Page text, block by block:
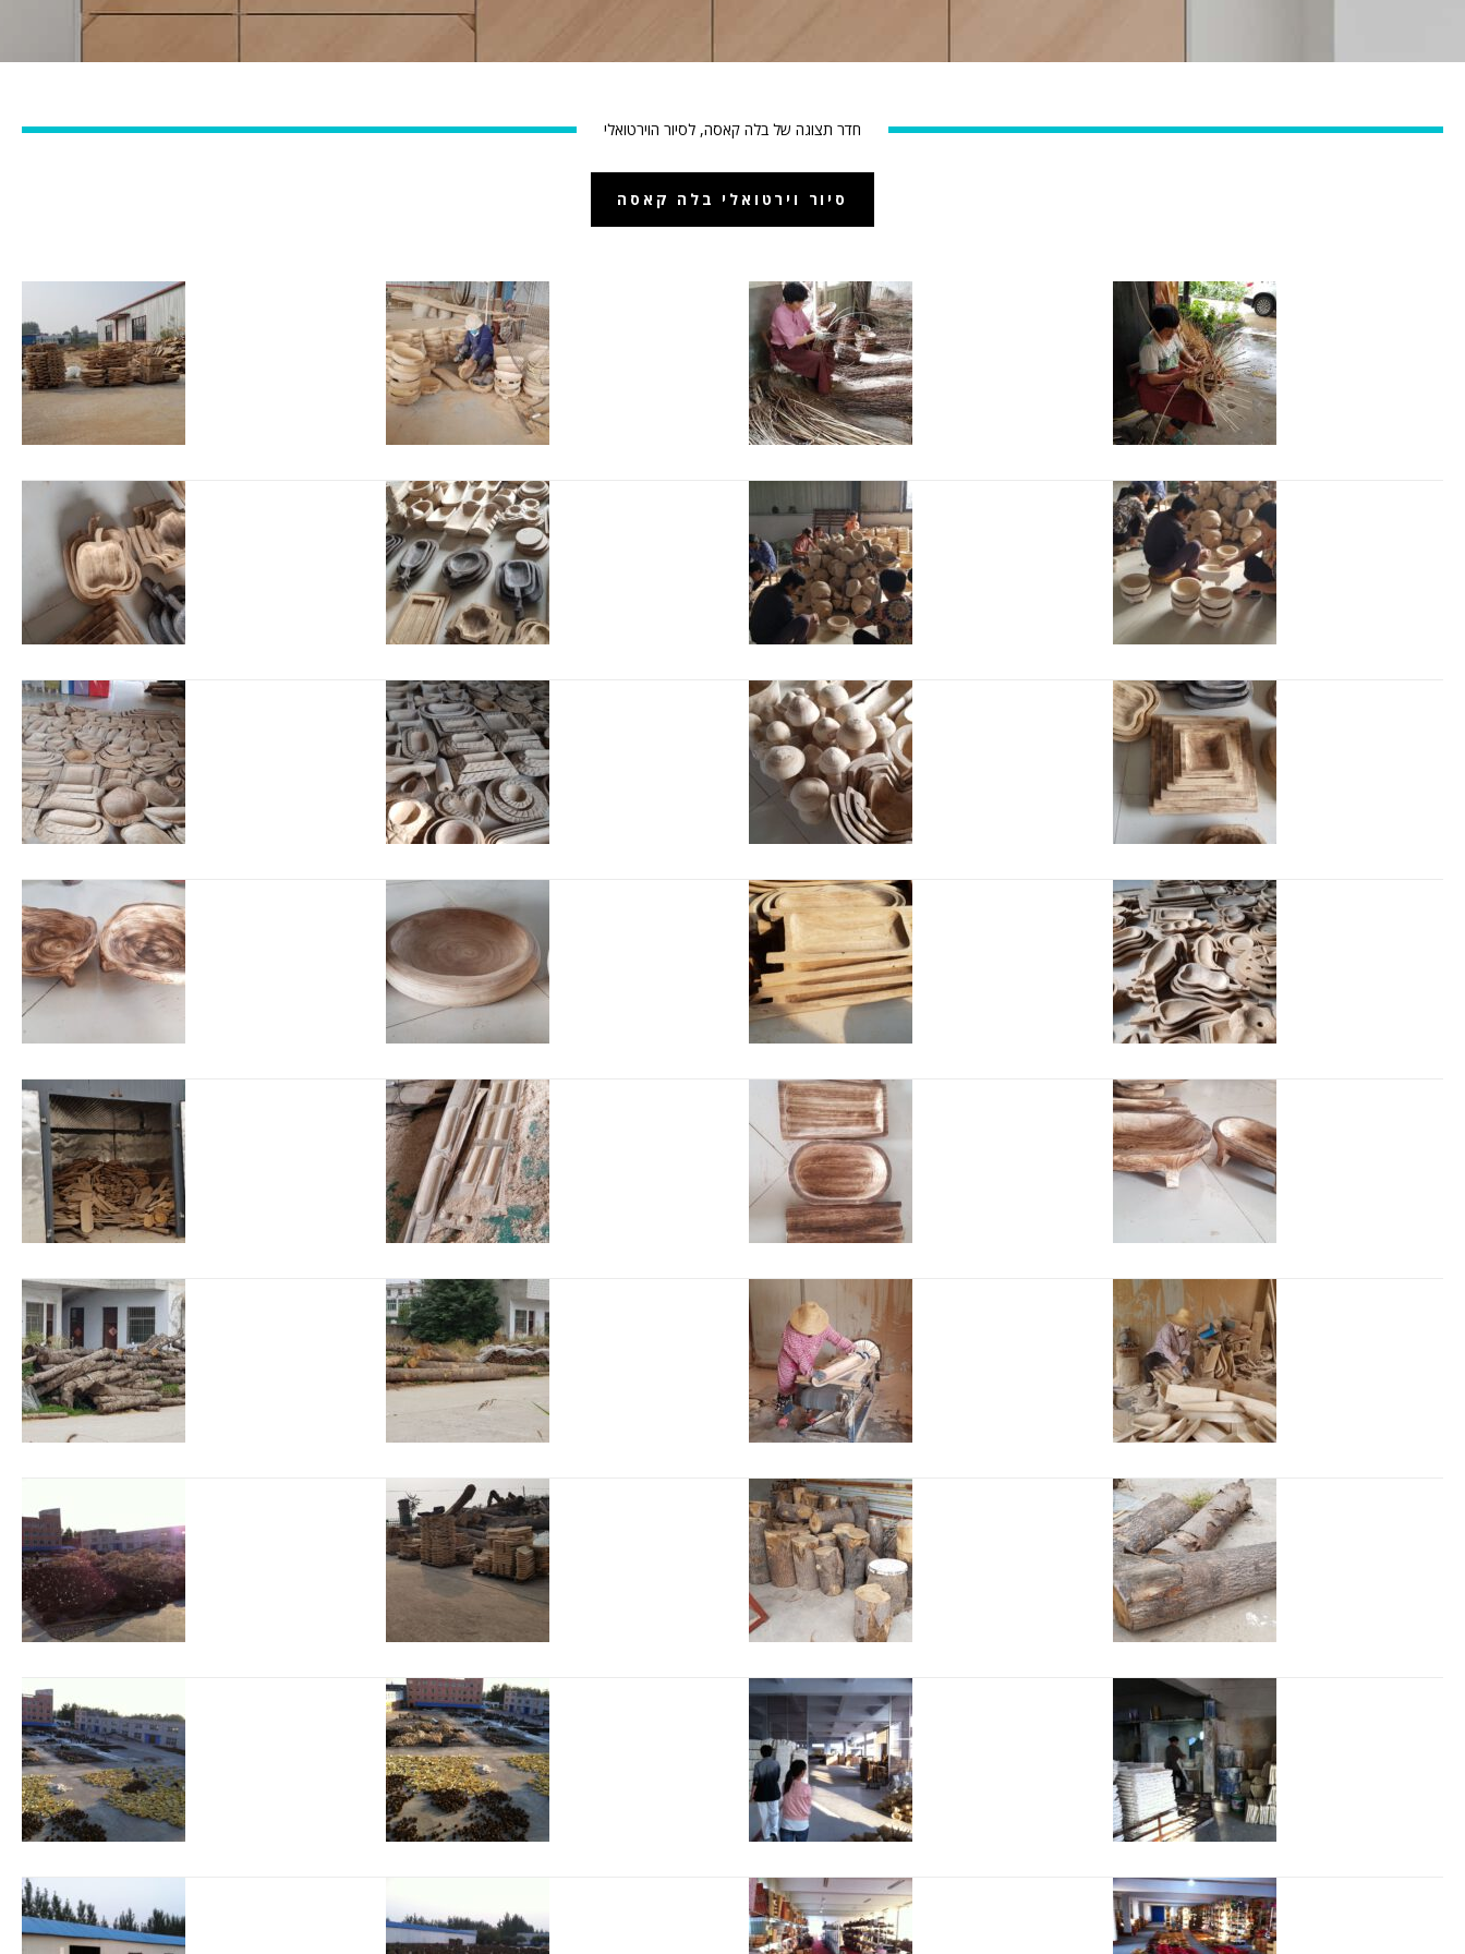
חדר תצוגה של בלה קאסה, לסיור הוירטואלי
סיור וירטואלי בלה קאסה